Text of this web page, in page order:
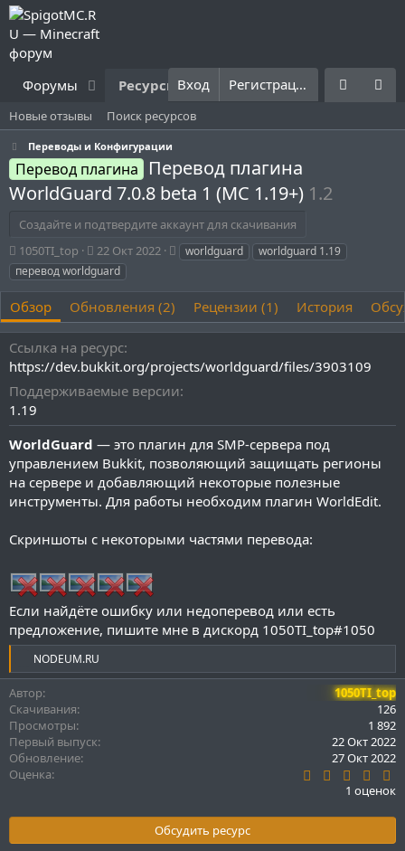
Форумы Ресурсы Что нового? Правила
Вход Регистрация
Новые отзывы Поиск ресурсов
Переводы и Конфигурации
Перевод плагина
Перевод плагина
WorldGuard 7.0.8 beta 1 (MC 1.19+) 1.2
Создайте и подтвердите аккаунт для скачивания
А
в
т
о
р
1050TI_top
Д
а
т
с
о
з
д
н
я
22 Окт 2022
Т worldguard
worldguard 1.19
перевод worldguard
Обзор Обновления (2) Рецензии (1) История
Ссылка на ресурс
https://dev.bukkit.org/projects/worldguard/files/3903109
Поддерживаемые версии
1.19
WorldGuard — это плагин для SMP-сервера под
управлением Bukkit, позволяющий защищать регионы
на сервере и добавляющий некоторые полезные
инструменты. Для работы необходим плагин WorldEdit.
Скриншоты с некоторыми частями перевода:
Если найдёте ошибку или недоперевод или есть
предложение, пишите мне в дискорд 1050TI_top#1050
Р
е
к
ц
и
и
:
NODEUM.RU
Автор
1050TI_top
Скачивания
126
Просмотры
1 892
Первый выпуск
22 Окт 2022
Обновление
27 Окт 2022
Оценка
0
0
в
1 оценок
Обсудить ресурс